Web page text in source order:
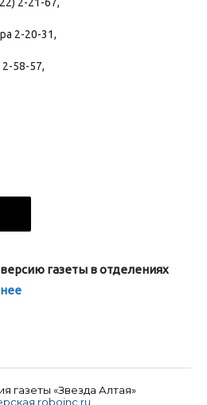
2-21-67,
2-20-31,
58-57,
газеты в отделениях
газеты «Звезда Алтая»
roboinc.ru